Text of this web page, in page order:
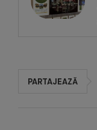
PARTAJEAZĂ